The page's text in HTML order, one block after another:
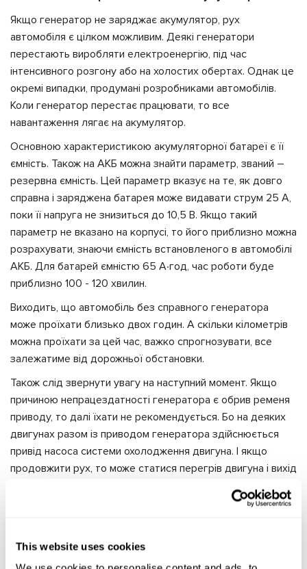
This website uses cookies
Якщо генератор не заряджає акумулятор, рух
автомобіля є цілком можливим. Деякі генератори
перестають виробляти електроенергію, під час
інтенсивного розгону або на холостих обертах. Однак це
окремі випадки, продумані розробниками автомобілів.
Коли генератор перестає працювати, то все
навантаження лягає на акумулятор.
Основною характеристикою акумуляторної батареї є її
ємність. Також на АКБ можна знайти параметр, званий –
резервна ємність. Цей параметр вказує на те, як довго
справна і заряджена батарея може видавати струм 25 А,
поки її напруга не знизиться до 10,5 В. Якщо такий
параметр не вказано на корпусі, то його приблизно можна
розрахувати, знаючи ємність встановленого в автомобілі
АКБ. Для батарей ємністю 65 А∙год, час роботи буде
приблизно 100 - 120 хвилин.
Виходить, що автомобіль без справного генератора
може проїхати близько двох годин. А скільки кілометрів
можна проїхати за цей час, важко спрогнозувати, все
залежатиме від дорожньої обстановки.
Також слід звернути увагу на наступний момент. Якщо
причиною непрацездатності генератора є обрив ременя
приводу, то далі їхати не рекомендується. Бо на деяких
двигунах разом із приводом генератора здійснюється
привід насоса системи охолодження двигуна. І якщо
продовжити рух, то може статися перегрів двигуна і вихід
Для того, щоб з автовласником не відбувалися такі
автомобіля, проходити регулярно технічне
обслуговування транспортного засобу, всіх його